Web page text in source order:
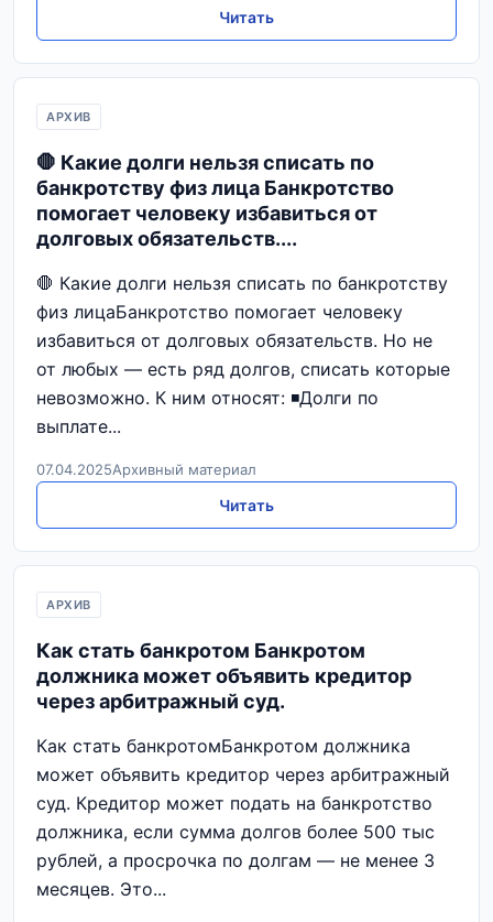
Читать
АРХИВ
🛑 Какие долги нельзя списать по
банкротству физ лица Банкротство
помогает человеку избавиться от
долговых обязательств....
🛑 Какие долги нельзя списать по банкротству
физ лицаБанкротство помогает человеку
избавиться от долговых обязательств. Но не
от любых — есть ряд долгов, списать которые
невозможно. К ним относят: ◾️Долги по
выплате...
07.04.2025Архивный материал
Читать
АРХИВ
Как стать банкротом Банкротом
должника может объявить кредитор
через арбитражный суд.
Как стать банкротомБанкротом должника
может объявить кредитор через арбитражный
суд. Кредитор может подать на банкротство
должника, если сумма долгов более 500 тыс
рублей, а просрочка по долгам — не менее 3
месяцев. Это...